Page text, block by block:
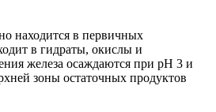
находится в первичных
в гидраты, окислы и
железа осаждаются при рН 3 и
зоны остаточных продуктов